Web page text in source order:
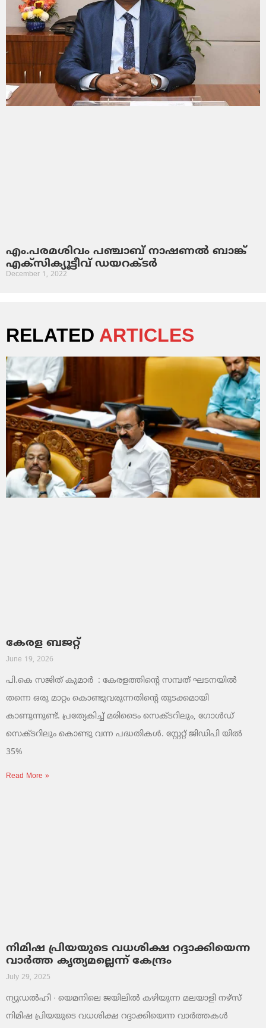
എം.പരമശിവം പഞ്ചാബ് നാഷണല്‍ ബാങ്ക്
എക്സിക്യൂട്ടീവ് ഡയറക്ടര്‍
December 1, 2022
RELATED ARTICLES
കേരള ബജറ്റ്
June 19, 2026
പി.കെ സജിത് കുമാര്‍ : കേരളത്തിന്റെ സമ്പത് ഘടനയിൽ
തന്നെ ഒരു മാറ്റം കൊണ്ടുവരുന്നതിന്റെ തുടക്കമായി
കാണുന്നുണ്ട്. പ്രത്യേകിച്ച് മരിടൈം സെക്ടറിലും, ഗോൾഡ്
സെക്ടറിലും കൊണ്ടു വന്ന പദ്ധതികൾ. സ്റ്റേറ്റ് ജിഡിപി യിൽ
35%
Read More »
നിമിഷ പ്രിയയുടെ വധശിക്ഷ റദ്ദാക്കിയെന്ന
വാര്‍ത്ത കൃത്യമല്ലെന്ന് കേന്ദ്രം
July 29, 2025
ന്യൂഡല്‍ഹി ∙ യെമനിലെ ജയിലില്‍ കഴിയുന്ന മലയാളി നഴ്സ്
നിമിഷ പ്രിയയുടെ വധശിക്ഷ റദ്ദാക്കിയെന്ന വാര്‍ത്തകള്‍